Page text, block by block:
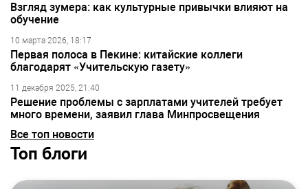
Взгляд зумера: как культурные привычки влияют на
обучение
10 марта 2026, 18:17
Первая полоса в Пекине: китайские коллеги
благодарят «Учительскую газету»
11 декабря 2025, 21:40
Решение проблемы с зарплатами учителей требует
много времени, заявил глава Минпросвещения
Все топ новости
Топ блоги